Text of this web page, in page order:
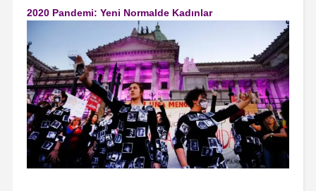
2020 Pandemi: Yeni Normalde Kadınlar